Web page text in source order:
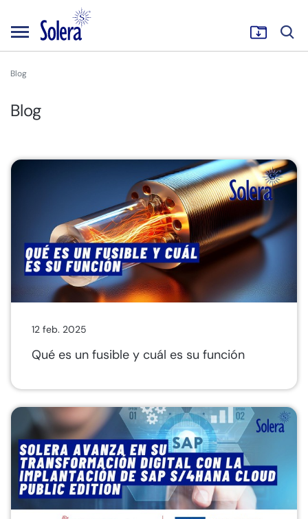
Blog
Blog
12 feb. 2025
Qué es un fusible y cuál es su función